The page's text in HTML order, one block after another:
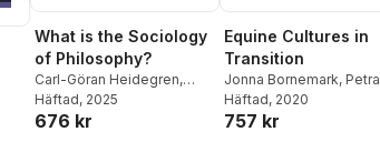
What is the Sociology
of Philosophy?
Carl-Göran Heidegren,
Henrik Lundberg
Häftad, 2025
676 kr
Equine Cultures in
Transition
Jonna Bornemark, Petra
Andersson,Ulla Ekström
von Essen
Häftad, 2020
757 kr